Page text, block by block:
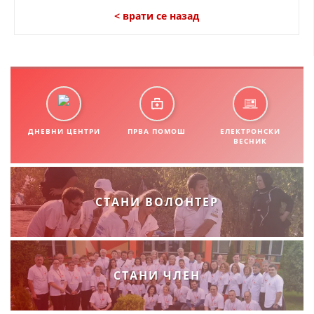
ЗАКОН ЗА ЦКРМ
ОРГАНИЗАЦИЈА И РАЗВОЈ
РАКОВОДЕН ОДБОР
СОБРАНИЕ
СТРУКТУРА И ОРГАНИЗАЦИОНА ПОСТАВЕНОСТ
< врати се назад
ДНЕВНИ ЦЕНТРИ ПРВА ПОМОШ
ЕЛЕКТРОНСКИ
ВЕСНИК
СТАНИ ВОЛОНТЕР
СТАНИ ЧЛЕН